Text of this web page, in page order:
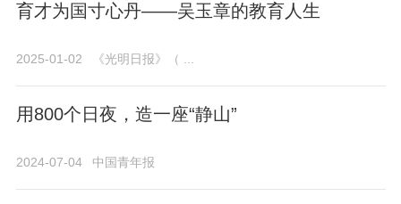
育才为国寸心丹——吴玉章的教育人生
2025-01-02 《光明日报》（ ...
用800个日夜，造一座“静山”
2024-07-04 中国青年报